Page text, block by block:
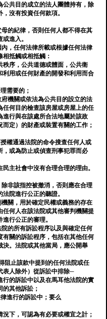
共目的成立的法人團體持有，除
沒有投資任何款項。
的紀律，否則任何人都不得在其
進入。
，任何法律所載或根據任何法律
抵觸或相抵觸：
秩序，公共道德或體面，公共衛
用或任何財產的開發和利用而合
需要的；
機關或依法為公共目的設立的法
任何目的檢查該房屋或房屋上的任
進行與在該處所合法地屬於該政
定）的財產或裝置有關的工作；
權通過法院的命令搜查任何人或
，或為防止或偵查刑事犯罪而必
主社會中沒有合理合理的理由。
非該指控被撤消，否則應在合理
院進行公正的聽證。
關，用於確定民權或義務的存在
何人在該法院或其他審判機關提
行公正的審理。
的所有訴訟程序以及與確定任何
有關的訴訟程序，包括在其他任何
決。法院或其他當局，應公開舉
阻止該款中提到的任何法院或任
表人除外）從訴訟中排除─
的訴訟中以及在馬耳他法院的實
其他訴訟；
進行的訴訟中；要么
下，可認為有必要或權宜之計；